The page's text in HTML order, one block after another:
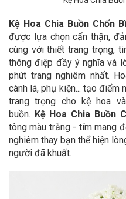
Kệ Hoa Chia Buồn Chốn
được lựa chọn cẩn thận,
cùng với thiết trang trọng,
thông điệp đầy ý nghĩa và
phút trang nghiêm nhất.
cành lá, phụ kiện... tạo điểm
trang trọng cho kệ hoa
buồn. Kệ Hoa Chia Buồn
tông màu trắng - tím mang
nghiêm thay bạn thể hiện
người đã khuất.